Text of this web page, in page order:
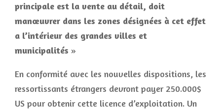
principale est la vente au détail, doit
manœuvrer dans les zones désignées à cet effet
a l’intérieur des grandes villes et
municipalités »
En conformité avec les nouvelles dispositions, les
ressortissants étrangers devront payer 250.000$
US pour obtenir cette licence d’exploitation. Un